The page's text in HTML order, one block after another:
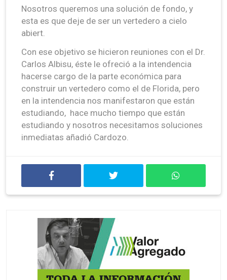
Nosotros queremos una solución de fondo, y
esta es que deje de ser un vertedero a cielo
abiert.
Con ese objetivo se hicieron reuniones con el Dr.
Carlos Albisu, éste le ofreció a la intendencia
hacerse cargo de la parte económica para
construir un vertedero como el de Florida, pero
en la intendencia nos manifestaron que están
estudiando, hace mucho tiempo que están
estudiando y nosotros necesitamos soluciones
inmediatas añadió Cardozo.